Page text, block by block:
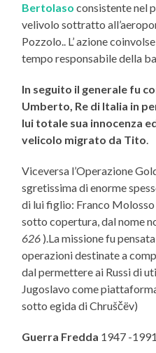
Bertolaso consistente nel
velivolo sottratto
Pozzolo.. L’ azione
tempo responsabile della
In seguito il generale fu
Umberto, Re di Italia in
lui totale sua innocenza
velicolo migrato da Tito.
Viceversa l’Operazione
sgretissima di enorme
di lui figlio: Franco
sotto copertura, dal nome
626 ).La missione fu
operazioni destinate a
dal permettere ai Russi di
Jugoslavo come
sotto egida di Chruščëv)
Guerra Fredda 1947 -1991